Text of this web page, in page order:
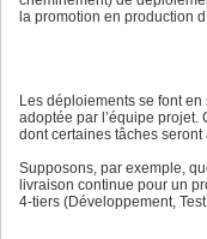
la promotion en production
Les déploiements se font
adoptée par l’équipe projet.
dont certaines tâches
Supposons, par exemple,
livraison continue pour un
4-tiers (Développement,